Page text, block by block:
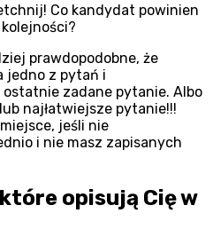
Co kandydat powinien
prawdopodobne, że
jedno z pytań i
zadane pytanie. Albo
najłatwiejsze pytanie!!!
jeśli nie
i nie masz zapisanych
opisują Cię w